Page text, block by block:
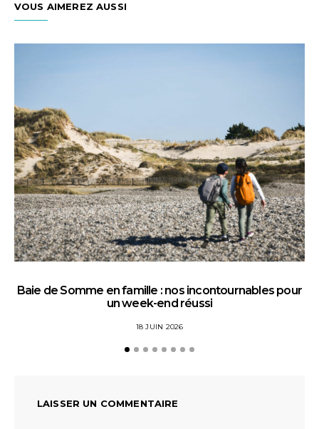
VOUS AIMEREZ AUSSI
Baie de Somme en famille : nos incontournables pour
un week-end réussi
18 JUIN 2026
LAISSER UN COMMENTAIRE